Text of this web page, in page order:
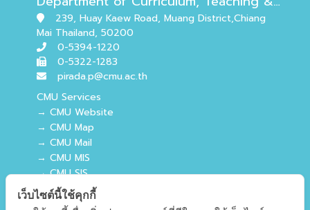
239, Huay Kaew Road, Muang District,Chiang
Mai Thailand, 50200
0-5394-1220
0-5322-1283
pirada.p@cmu.ac.th
CMU Services
→ CMU Website
→ CMU Map
→ CMU Mail
→ CMU MIS
→ CMU SIS
→ CMU WiFi
เว็บไซต์นี้ใช้คุกกี้